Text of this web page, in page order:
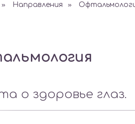
» Направления »
о здоровье глаз.